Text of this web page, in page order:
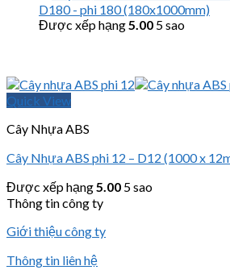
D180 - phi 180 (180x1000mm)
Được xếp hạng5.00 5 sao
Quick View
Cây Nhựa ABS
Cây Nhựa ABS phi 12 – D12 (1000 x
Được xếp hạng5.00 5 sao
Thông tin công ty
Giới thiệu công ty
Thông tin liên hệ